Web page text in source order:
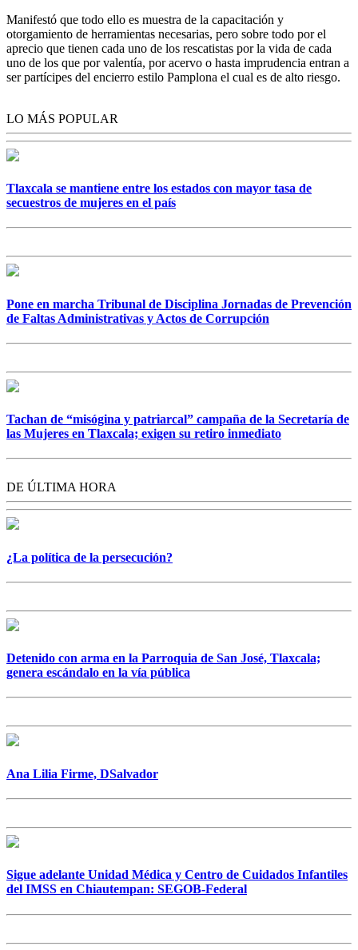
Manifestó que todo ello es muestra de la capacitación y
otorgamiento de herramientas necesarias, pero sobre todo por el
aprecio que tienen cada uno de los rescatistas por la vida de cada
uno de los que por valentía, por acervo o hasta imprudencia entran a
ser partícipes del encierro estilo Pamplona el cual es de alto riesgo.
LO MÁS POPULAR
Tlaxcala se mantiene entre los estados con mayor tasa de
secuestros de mujeres en el país
Pone en marcha Tribunal de Disciplina Jornadas de Prevención
de Faltas Administrativas y Actos de Corrupción
Tachan de “misógina y patriarcal” campaña de la Secretaría de
las Mujeres en Tlaxcala; exigen su retiro inmediato
DE ÚLTIMA HORA
¿La política de la persecución?
Detenido con arma en la Parroquia de San José, Tlaxcala;
genera escándalo en la vía pública
Ana Lilia Firme, DSalvador
Sigue adelante Unidad Médica y Centro de Cuidados Infantiles
del IMSS en Chiautempan: SEGOB-Federal